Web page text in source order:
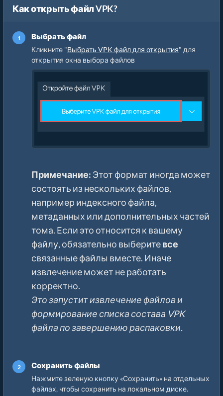
Как открыть файл VPK?
Выбрать файл
Кликните "Выбрать VPK файл для открытия" для
открытия окна выбора файлов
Примечание: Этот формат иногда может
состоять из нескольких файлов,
например индексного файла,
метаданных или дополнительных частей
тома. Если это относится к вашему
файлу, обязательно выберитевсе
связанные файлы вместе. Иначе
извлечение может не работать
корректно.
Это запустит извлечение файлов и
формирование списка состава VPK
файла по завершению распаковки.
Сохранить файлы
Нажмите зеленую кнопку «Сохранить» на отдельных
файлах, чтобы сохранить на локальном диске.